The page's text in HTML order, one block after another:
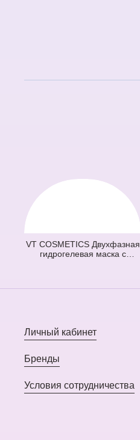
VT COSMETICS Двухфазная
гидрогелевая маска с
Личный кабинет
Бренды
Условия сотрудничества